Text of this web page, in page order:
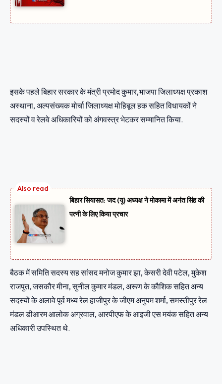
इसके पहले बिहार सरकार के मंत्री प्रमोद कुमार,भाजपा जिलाध्यक्ष प्रकाश
अस्थाना, अल्पसंख्यक मोर्चा जिलाध्यक्ष मोहिबूल हक सहित विधायकों ने
सदस्यों व रेलवे अधिकारियों को अंगवस्त्र भेटकर सम्मानित किया.
बिहार सियासत: जद (यू) अध्यक्ष ने मोकामा में अनंत सिंह की
पत्नी के लिए किया प्रचार
बैठक में समिति सदस्य सह सांसद मनोज कुमार झा, केसरी देवी पटेल, मुकेश
राजपुत, जसकौर मीना, सुनील कुमार मंडल, अरूण के कौशिक सहित अन्य
सदस्यों के अलावे पूर्व मध्य रेल हाजीपुर के जीएम अनुपम शर्मा, समस्तीपुर रेल
मंडल डीआरम आलोक अग्रवाल, आरपीएफ के आइजी एस मयंक सहित अन्य
अधिकारी उपस्थित थे.